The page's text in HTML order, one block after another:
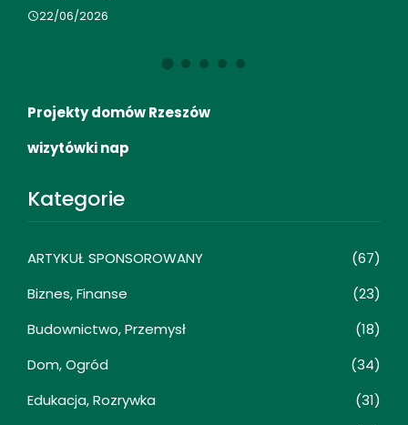
Projekty domów Rzeszów
wizytówki nap
Kategorie
ARTYKUŁ SPONSOROWANY
(67)
Biznes, Finanse
(23)
Budownictwo, Przemysł
(18)
Dom, Ogród
(34)
Edukacja, Rozrywka
(31)